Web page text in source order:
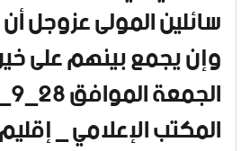
سائلين المولى عزوجل
وإن يجمع بينهم على
المكتب الإعلامي _